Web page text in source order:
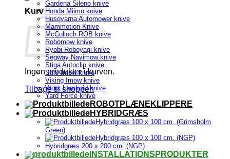
Kurv
Ingen produkter i kurven.
Tilbage til shoppen
Gardena Sileno knive
Honda Miimo knive
Husqvarna Automower knive
Mammotion Knive
McCulloch ROB knive
Robomow knive
Ryobi Roboyagi knive
Segway Navimow knive
Stiga Autoclip knive
Stihl Imow knive
Viking Imow knive
Worx Landroid knive
Yard Force knive
ROBOTPLÆNEKLIPPERE
HYBRIDGRÆS
Hybridgræs 100 x 100 cm. (Grimsholm
Green)
Hybridgræs 100 x 100 cm. (NGP)
Hybridgræs 200 x 200 cm. (NGP)
INSTALLATIONSPRODUKTER